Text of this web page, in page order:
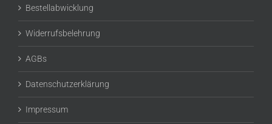
Bestellabwicklung
Widerrufsbelehrung
AGBs
Datenschutzerklärung
Impressum